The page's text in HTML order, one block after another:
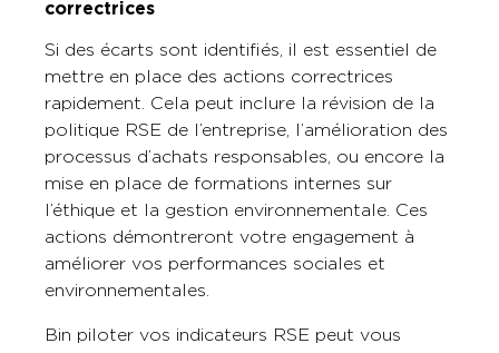
correctrices
Si des écarts sont identifiés, il est essentiel de
mettre en place des actions correctrices
rapidement. Cela peut inclure la révision de la
politique RSE de l’entreprise, l’amélioration des
processus d’achats responsables, ou encore la
mise en place de formations internes sur
l’éthique et la gestion environnementale. Ces
actions démontreront votre engagement à
améliorer vos performances sociales et
environnementales.
Bin piloter vos indicateurs RSE peut vous